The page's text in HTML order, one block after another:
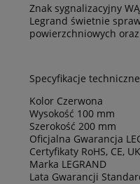
Znak sygnalizacyjny
Legrand świetnie
powierzchniowych
Specyfikacje techniczne
Kolor Czerwona
Wysokość 100 mm
Szerokość 200 mm
Oficjalna Gwarancja
Certyfikaty RoHS, CE,
Marka LEGRAND
Lata Gwarancji